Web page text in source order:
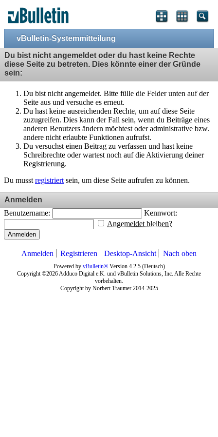
vBulletin-Systemmitteilung
Du bist nicht angemeldet oder du hast keine Rechte
diese Seite zu betreten. Dies könnte einer der Gründe
sein:
Du bist nicht angemeldet. Bitte fülle die Felder unten auf der
Seite aus und versuche es erneut.
Du hast keine ausreichenden Rechte, um auf diese Seite
zuzugreifen. Dies kann der Fall sein, wenn du Beiträge eines
anderen Benutzers ändern möchtest oder administrative bzw.
andere nicht erlaubte Funktionen aufrufst.
Du versuchst einen Beitrag zu verfassen und hast keine
Schreibrechte oder wartest noch auf die Aktivierung deiner
Registrierung.
Du musst registriert sein, um diese Seite aufrufen zu können.
Anmelden
Benutzername:
Kennwort:
Angemeldet bleiben?
Anmelden
Anmelden Registrieren Desktop-Ansicht Nach oben
Powered by vBulletin®Version 4.2.5 (Deutsch)
Copyright ©2026 Adduco Digital e.K. und vBulletin Solutions, Inc. Alle Rechte
vorbehalten.
Copyright by Norbert Traumer 2014-2025